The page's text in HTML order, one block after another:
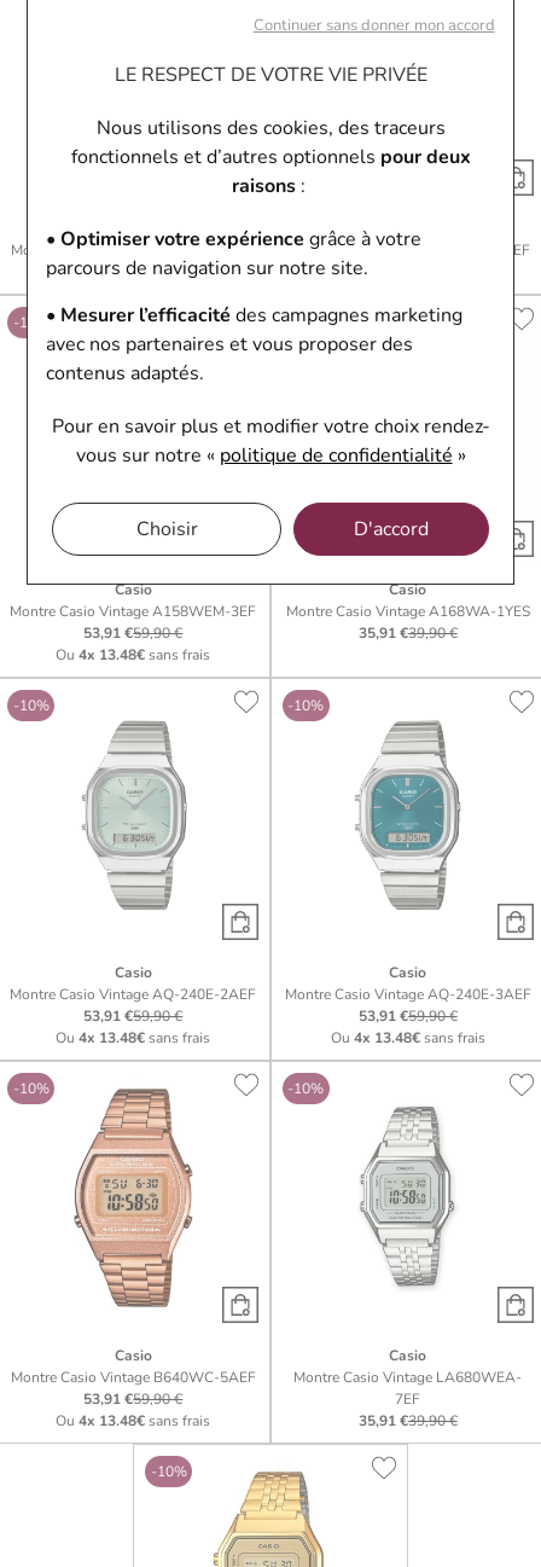
Continuer sans donner mon accord
LE RESPECT DE VOTRE VIE PRIVÉE
Nous utilisons des cookies, des traceurs
fonctionnels et d’autres optionnels pour deux
raisons:
• Optimiser votre expérience grâce à votre
parcours de navigation sur notre site.
• Mesurer l’efficacité des campagnes marketing
avec nos partenaires et vous proposer des
contenus adaptés.
Pour en savoir plus et modifier votre choix rendez-
vous sur notre « politique de confidentialité »
Choisir D'accord
Casio
Montre Casio Vintage A158WEA-2EF
35,91 €39,90 €
Casio
Montre Casio Vintage A158WEA-7EF
35,91 €
-10%
Casio
Montre Casio Vintage A158WEM-3EF
53,91 €59,90 €
Ou4x 13.48€sans frais
-10%
Casio
Montre Casio Vintage A168WA-1YES
35,91 €39,90 €
-10%
Casio
Montre Casio Vintage AQ-240E-2AEF
53,91 €59,90 €
Ou4x 13.48€sans frais
-10%
Casio
Montre Casio Vintage AQ-240E-3AEF
53,91 €59,90 €
Ou 4x 13.48€sans frais
-10%
Casio
Montre Casio Vintage B640WC-5AEF
53,91 €59,90 €
Ou4x 13.48€sans frais
-10%
Casio
Montre Casio Vintage LA680WEA-
7EF
35,91 €39,90 €
-10%